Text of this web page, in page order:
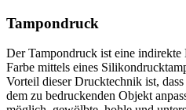
Tampondruck
Der Tampondruck ist eine
Farbe mittels eines
Vorteil dieser Drucktechnik ist,
dem zu bedruckenden Objekt